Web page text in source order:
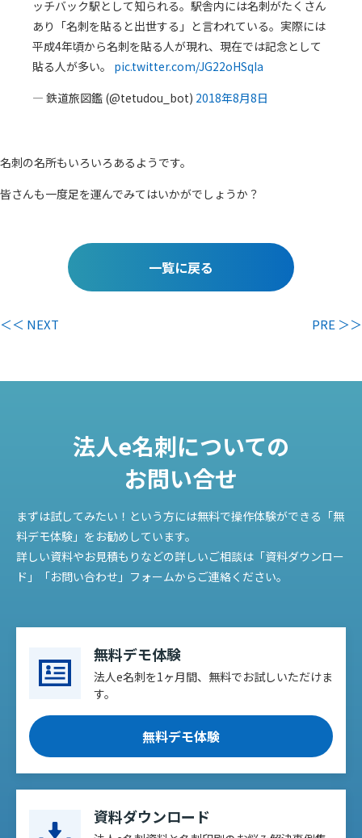
ッチバック駅として知られる。駅舎内には名刺がたくさん
あり「名刺を貼ると出世する」と言われている。実際には
平成4年頃から名刺を貼る人が現れ、現在では記念として
貼る人が多い。 pic.twitter.com/JG22oHSqIa
— 鉄道旅図鑑 (@tetudou_bot) 2018年8月8日
名刺の名所もいろいろあるようです。
皆さんも一度足を運んでみてはいかがでしょうか？
一覧に戻る
＜＜ NEXT PRE ＞＞
法人e名刺についての
お問い合せ
まずは試してみたい！という方には無料で操作体験ができる「無
料デモ体験」をお勧めしています。
詳しい資料やお見積もりなどの詳しいご相談は「資料ダウンロー
ド」「お問い合わせ」フォームからご連絡ください。
無料デモ体験
法人e名刺を1ヶ月間、無料でお試しいただけま
す。
無料デモ体験
資料ダウンロード